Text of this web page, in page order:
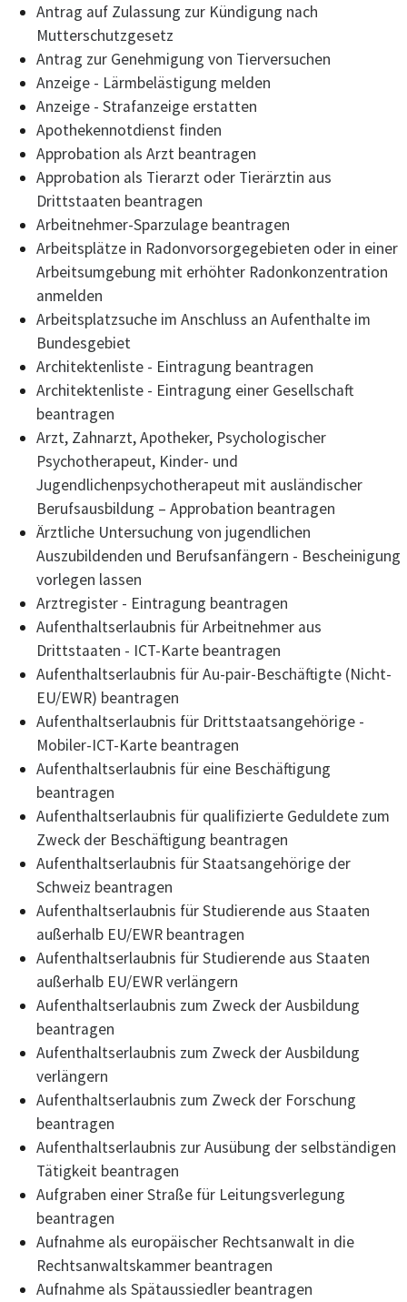
Antrag auf Zulassung zur Kündigung nach
Mutterschutzgesetz
Antrag zur Genehmigung von Tierversuchen
Anzeige - Lärmbelästigung melden
Anzeige - Strafanzeige erstatten
Apothekennotdienst finden
Approbation als Arzt beantragen
Approbation als Tierarzt oder Tierärztin aus
Drittstaaten beantragen
Arbeitnehmer-Sparzulage beantragen
Arbeitsplätze in Radonvorsorgegebieten oder in einer
Arbeitsumgebung mit erhöhter Radonkonzentration
anmelden
Arbeitsplatzsuche im Anschluss an Aufenthalte im
Bundesgebiet
Architektenliste - Eintragung beantragen
Architektenliste - Eintragung einer Gesellschaft
beantragen
Arzt, Zahnarzt, Apotheker, Psychologischer
Psychotherapeut, Kinder- und
Jugendlichenpsychotherapeut mit ausländischer
Berufsausbildung – Approbation beantragen
Ärztliche Untersuchung von jugendlichen
Auszubildenden und Berufsanfängern - Bescheinigung
vorlegen lassen
Arztregister - Eintragung beantragen
Aufenthaltserlaubnis für Arbeitnehmer aus
Drittstaaten - ICT-Karte beantragen
Aufenthaltserlaubnis für Au-pair-Beschäftigte (Nicht-
EU/EWR) beantragen
Aufenthaltserlaubnis für Drittstaatsangehörige -
Mobiler-ICT-Karte beantragen
Aufenthaltserlaubnis für eine Beschäftigung
beantragen
Aufenthaltserlaubnis für qualifizierte Geduldete zum
Zweck der Beschäftigung beantragen
Aufenthaltserlaubnis für Staatsangehörige der
Schweiz beantragen
Aufenthaltserlaubnis für Studierende aus Staaten
außerhalb EU/EWR beantragen
Aufenthaltserlaubnis für Studierende aus Staaten
außerhalb EU/EWR verlängern
Aufenthaltserlaubnis zum Zweck der Ausbildung
beantragen
Aufenthaltserlaubnis zum Zweck der Ausbildung
verlängern
Aufenthaltserlaubnis zum Zweck der Forschung
beantragen
Aufenthaltserlaubnis zur Ausübung der selbständigen
Tätigkeit beantragen
Aufgraben einer Straße für Leitungsverlegung
beantragen
Aufnahme als europäischer Rechtsanwalt in die
Rechtsanwaltskammer beantragen
Aufnahme als Spätaussiedler beantragen